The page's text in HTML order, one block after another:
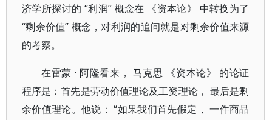
济学所探讨的 “利润” 概念在 《资本论》 中转换为了
“剩余价值” 概念，对利润的追问就是对剩余价值来源
的考察。
在雷蒙 · 阿隆看来， 马克思 《资本论》 的论证
程序是：首先是劳动价值理论及工资理论， 最后是剩
余价值理论。他说： “如果我们首先假定， 一件商品